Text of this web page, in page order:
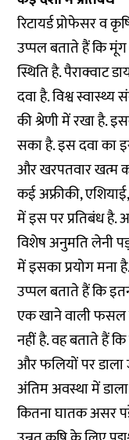
रिटायर्ड प्रोफेसर व
उप्पल बताते हैं कि
स्थिति है. पैराक्वाट
दवा है. विश्व
की श्रेणी में रखा है.
सका है. इस दवा का
और खरपतवार खत्म
कई अफ्रीकी,
में इस पर प्रतिबंध
विशेष अनुमति लेनी
में इसका प्रयोग मना
उप्पल बताते हैं कि
एक खाने वाली फसल
नहीं है. वह बताते हैं
और फलियों पर
अंतिम अवस्था में
कितना घातक असर